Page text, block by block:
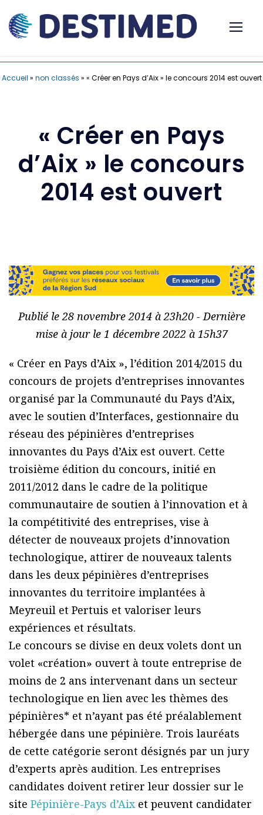
Accueil » non classés » « Créer en Pays d’Aix » le concours 2014 est ouvert
« Créer en Pays
d’Aix » le concours
2014 est ouvert
Publié le 28 novembre 2014 à 23h20 - Dernière
mise à jour le 1 décembre 2022 à 15h37
« Créer en Pays d’Aix », l’édition 2014/2015 du
concours de projets d’entreprises innovantes
organisé par la Communauté du Pays d’Aix,
avec le soutien d’Interfaces, gestionnaire du
réseau des pépinières d’entreprises
innovantes du Pays d’Aix est ouvert. Cette
troisième édition du concours, initié en
2011/2012 dans le cadre de la politique
communautaire de soutien à l’innovation et à
la compétitivité des entreprises, vise à
détecter de nouveaux projets d’innovation
technologique, attirer de nouveaux talents
dans les deux pépinières d’entreprises
innovantes du territoire implantées à
Meyreuil et Pertuis et valoriser leurs
expériences et résultats.
Le concours se divise en deux volets dont un
volet «création» ouvert à toute entreprise de
moins de 2 ans intervenant dans un secteur
technologique en lien avec les thèmes des
pépinières* et n’ayant pas été préalablement
hébergée dans une pépinière. Trois lauréats
de cette catégorie seront désignés par un jury
d’experts après audition. Les entreprises
candidates doivent retirer leur dossier sur le
site Pépinière-Pays d’Aix et peuvent candidater